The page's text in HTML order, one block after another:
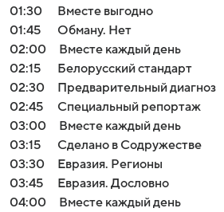
01:30
Вместе выгодно
01:45
Обману. Нет
02:00
Вместе каждый день
02:15
Белорусский стандарт
02:30
Предварительный диагноз
02:45
Специальный репортаж
03:00
Вместе каждый день
03:15
Сделано в Содружестве
03:30
Евразия. Регионы
03:45
Евразия. Дословно
04:00
Вместе каждый день